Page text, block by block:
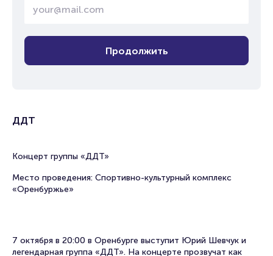
Продолжить
ДДТ
Концерт группы «ДДТ»
Место проведения: Спортивно-культурный комплекс
«Оренбуржье»
7 октября в 20:00 в Оренбурге выступит Юрий Шевчук и
легендарная группа «ДДТ». На концерте прозвучат как